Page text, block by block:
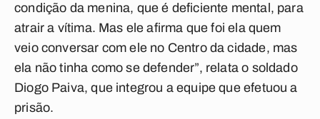
condição da menina, que é deficiente mental, para
atrair a vítima. Mas ele afirma que foi ela quem
veio conversar com ele no Centro da cidade, mas
ela não tinha como se defender”, relata o soldado
Diogo Paiva, que integrou a equipe que efetuou a
prisão.